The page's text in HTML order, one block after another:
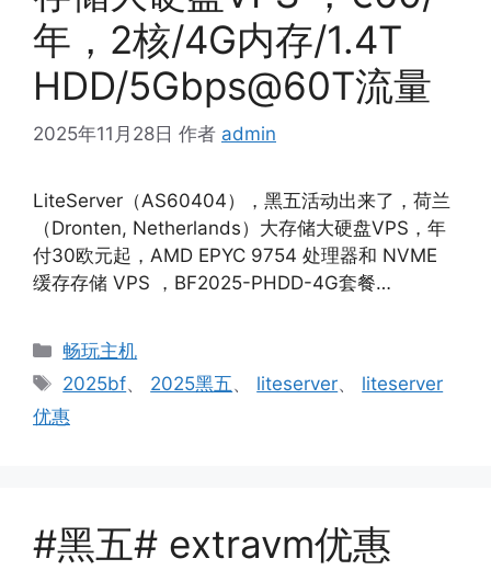
年，2核/4G内存/1.4T
HDD/5Gbps@60T流量
2025年11月28日 作者 admin
LiteServer（AS60404），黑五活动出来了，荷兰
（Dronten, Netherlands）大存储大硬盘VPS，年
付30欧元起，AMD EPYC 9754 处理器和 NVME
缓存存储 VPS ，BF2025-PHDD-4G套餐…
分
类
畅玩主机
标
签
2025bf、 2025黑五、 liteserver、 liteserver
优惠
#黑五# extravm优惠